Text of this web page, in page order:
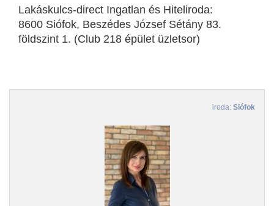
Lakáskulcs-direct Ingatlan és Hiteliroda:
8600 Siófok, Beszédes József Sétány 83.
földszint 1. (Club 218 épület üzletsor)
iroda: Siófok